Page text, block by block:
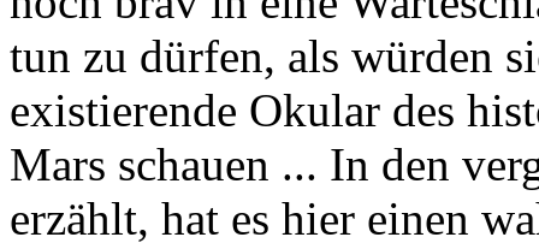
tun zu dürfen, als würden
existierende Okular des
Mars schauen ... In den
erzählt, hat es hier einen